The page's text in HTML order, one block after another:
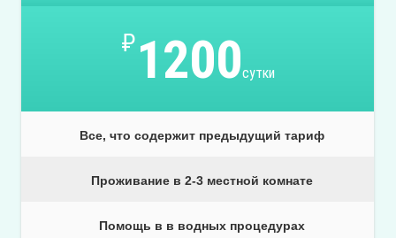
₽1200сутки
Все, что содержит предыдущий тариф
Проживание в 2-3 местной комнате
Помощь в в водных процедурах